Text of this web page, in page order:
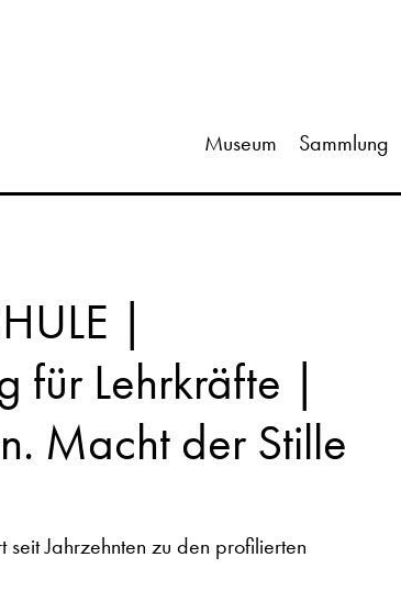
Museum Sammlung
|
für Lehrkräfte |
Macht der Stille
Jahrzehnten zu den profilierten